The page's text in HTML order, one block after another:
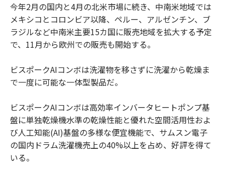
今年2月の国内と4月の北米市場に続き、中南米地域では
メキシコとコロンビア以降、ペルー、アルゼンチン、ブ
ラジルなど中南米主要15カ国に販売地域を拡大する予定
で、11月から欧州での販売も開始する。
ビスポークAIコンボは洗濯物を移さずに洗濯から乾燥ま
で一度に可能な一体型製品だ。
ビスポークAIコンボは高効率インバータヒートポンプ基
盤に単独乾燥機水準の乾燥性能と優れた空間活用性およ
び人工知能(AI)基盤の多様な便宜機能で、サムスン電子
の国内ドラム洗濯機売上の40%以上を占め、好評を得て
いる。